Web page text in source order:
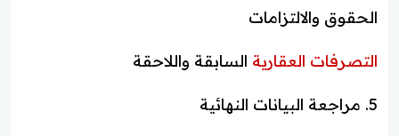
الحقوق والالتزامات
التصرفات العقارية السابقة واللاحقة
5. مراجعة البيانات النهائية